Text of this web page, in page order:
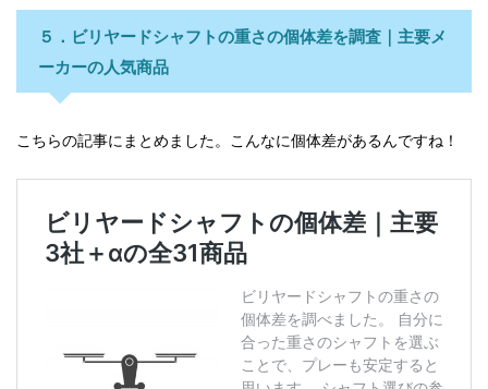
５．ビリヤードシャフトの重さの個体差を調査｜主要メ
ーカーの人気商品
こちらの記事にまとめました。こんなに個体差があるんですね！